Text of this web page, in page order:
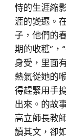
恃的生涯縮
涯的變遷。
子，他們的
期的收穫”，
身受，里面
熱氣從她的
得趕緊用手
出來。的故
高立師長教
讀其文，卻